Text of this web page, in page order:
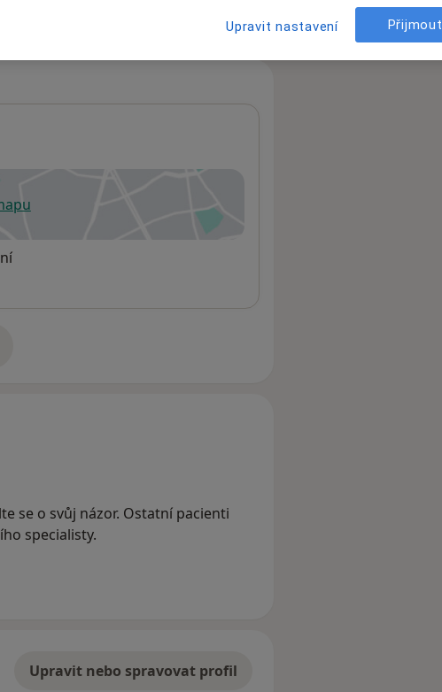
v nové záložce
se o svůj názor. Ostatní pacienti
specialisty.
Upravit nebo spravovat profil
Upravit nastavení Přijmout